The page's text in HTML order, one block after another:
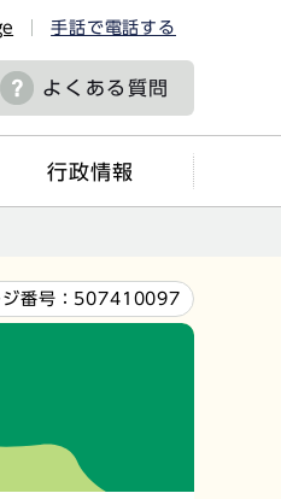
手話で電話する
よくある質問
行政情報
番号： 507410097